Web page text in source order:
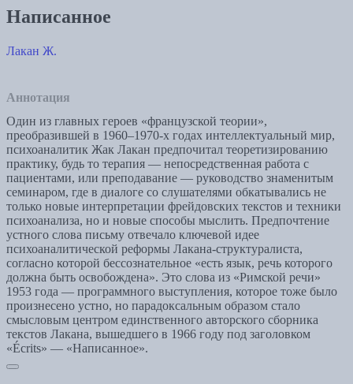
Написанное
Лакан Ж.
Аннотация
Один из главных героев «французской теории»,
преобразившей в 1960–1970-х годах интеллектуальный мир,
психоаналитик Жак Лакан предпочитал теоретизированию
практику, будь то терапия — непосредственная работа с
пациентами, или преподавание — руководство знаменитым
семинаром, где в диалоге со слушателями обкатывались не
только новые интерпретации фрейдовских текстов и техники
психоанализа, но и новые способы мыслить. Предпочтение
устного слова письму отвечало ключевой идее
психоаналитической реформы Лакана-структуралиста,
согласно которой бессознательное «есть язык, речь которого
должна быть освобождена». Это слова из «Римской речи»
1953 года — программного выступления, которое тоже было
произнесено устно, но парадоксальным образом стало
смысловым центром единственного авторского сборника
текстов Лакана, вышедшего в 1966 году под заголовком
«Écrits» — «Написанное».